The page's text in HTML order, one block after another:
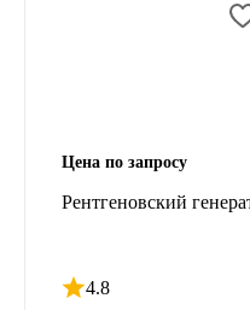
Цена по запросу
Рентгеновский
4.8
Рейтинг 4.8 из 5